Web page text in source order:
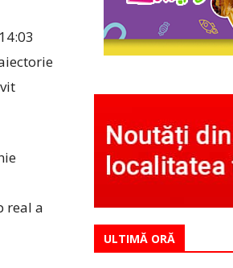
real a
ULTIMĂ ORĂ